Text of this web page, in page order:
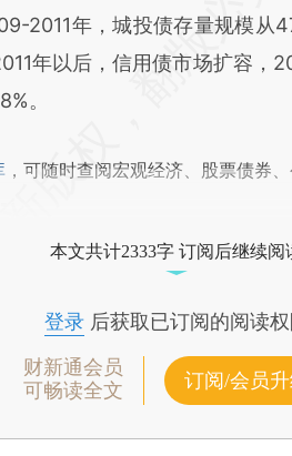
2011年，城投债存量规模从
年以后，信用债市场扩容，
。
，可随时查阅宏观经济、股票债券
本文共计2333字 订阅后继续阅
登录后获取已订阅的阅读权
财新通会员
可畅读全文
订阅/会员